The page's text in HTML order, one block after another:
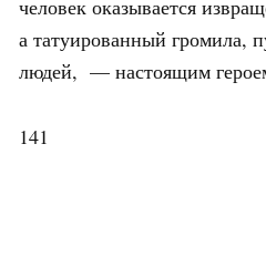
человек оказывается
а татуированный громила,
людей, — настоящим
141